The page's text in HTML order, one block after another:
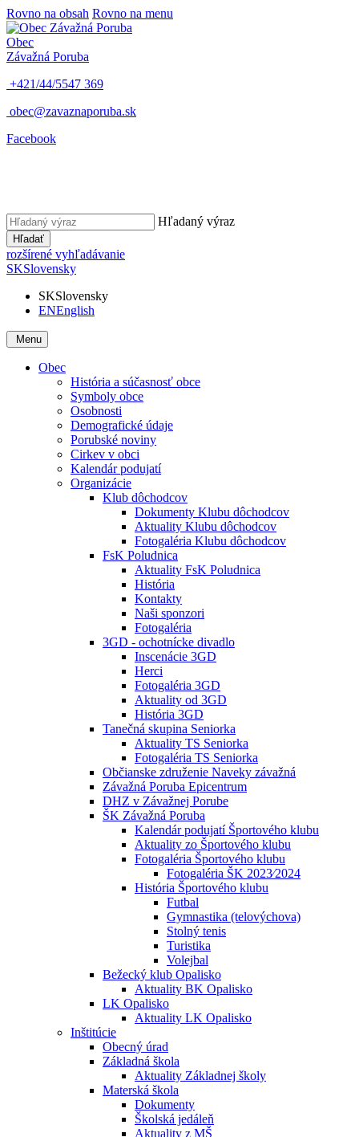
Rovno na obsah Rovno na menu
Obec
Závažná Poruba
+421/44/5547 369
obec@zavaznaporuba.sk
Facebook
Hľadaný výraz
Hľadať
rozšírené vyhľadávanie
SKSlovensky
SKSlovensky
ENEnglish
Menu
Obec
História a súčasnosť obce
Symboly obce
Osobnosti
Demografické údaje
Porubské noviny
Cirkev v obci
Kalendár podujatí
Organizácie
Klub dôchodcov
Dokumenty Klubu dôchodcov
Aktuality Klubu dôchodcov
Fotogaléria Klubu dôchodcov
FsK Poludnica
Aktuality FsK Poludnica
História
Kontakty
Naši sponzori
Fotogaléria
3GD - ochotnícke divadlo
Inscenácie 3GD
Herci
Fotogaléria 3GD
Aktuality od 3GD
História 3GD
Tanečná skupina Seniorka
Aktuality TS Seniorka
Fotogaléria TS Seniorka
Občianske združenie Naveky závažná
Závažná Poruba Epicentrum
DHZ v Závažnej Porube
ŠK Závažná Poruba
Kalendár podujatí Športového klubu
Aktuality zo Športového klubu
Fotogaléria Športového klubu
Fotogaléria ŠK 2023⁄2024
História Športového klubu
Futbal
Gymnastika (telovýchova)
Stolný tenis
Turistika
Volejbal
Bežecký klub Opalisko
Aktuality BK Opalisko
LK Opalisko
Aktuality LK Opalisko
Inštitúcie
Obecný úrad
Základná škola
Aktuality Základnej školy
Materská škola
Dokumenty
Školská jedáleň
Aktuality z MŠ